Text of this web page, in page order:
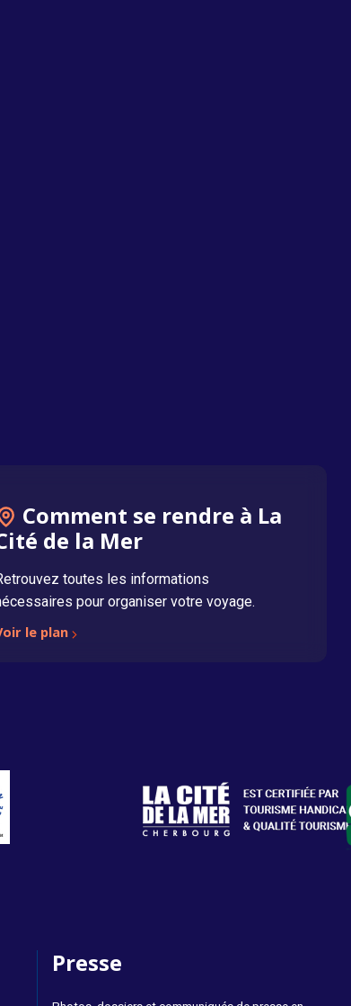
Comment se rendre à La
de la Mer
toutes les informations
pour organiser votre voyage.
le plan
Presse